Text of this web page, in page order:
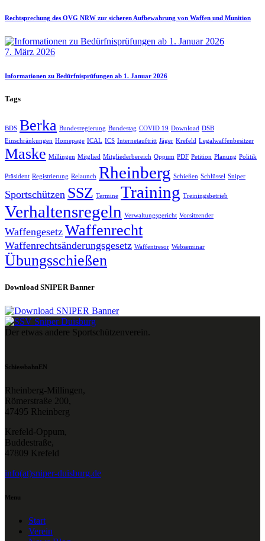
Rechtsprechung des OVG NRW zur sicheren Aufbewahrung von Waffen und Munition
7. März 2026
Informationen zu Bedürfnisprüfungen ab 1. Januar 2026
Tags
BDS Berka Bundesregierung Bundestag COVID 19 Download DSB
Einschränkungen Homepage ICAL ICS Internetauftritt Jäger Krefeld Legalwaffenbesitzer
Maske Millingen Mitglied Mitgliederbereich Oppum PDF Petition Planung Politik
Präsident Registrierung Relaunch Rheinberg Schießen Schlüssel Sniper
Sportschützen SSZ Termine Training Treiningsbetrieb
Verhaltensregeln Verwaltungsgericht Vorsitzender
Waffengesetz Waffenrecht
Waffenrechtsänderungsgesetz Waffentresor Webseminar
Übungsschießen
Download SNIPER Banner
Der etwas andere Sportschützenverein.
SchiessbahnEN
Rheinberg-Millingen,
Römerstraße 200,
47495 Rheinberg
Krefeld-Oppum,
Buddestraße,
47809 Krefeld
info(at)sniper-duisburg.de
Menu
Start
Verein